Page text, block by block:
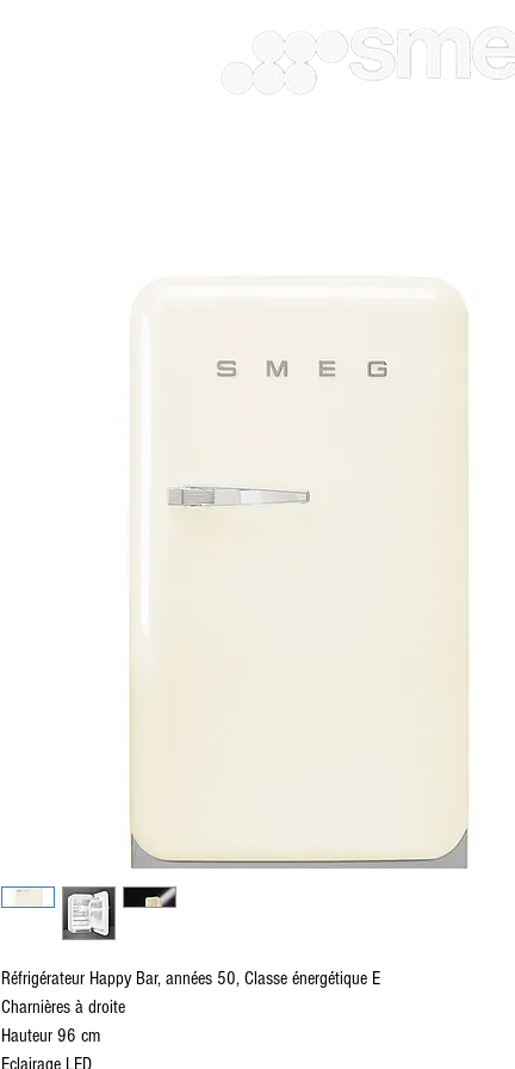
Réfrigérateur Happy Bar, années 50, Classe énergétique E
Charnières à droite
Hauteur 96 cm
Eclairage LED